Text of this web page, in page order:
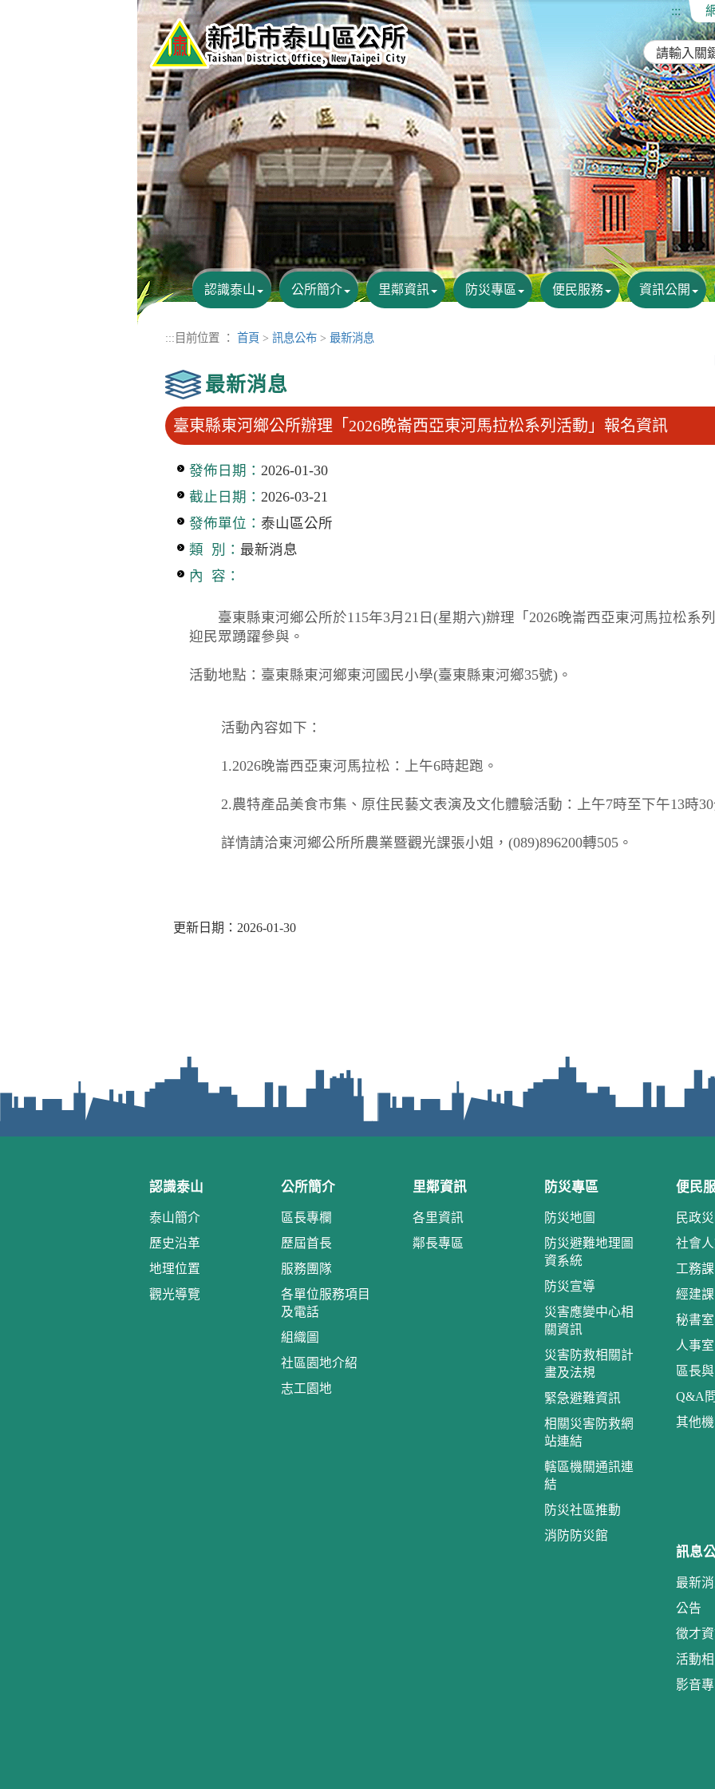
:::
認識泰山 公所簡介 里鄰資訊 防災專區 便民服務 資訊公開
::: 目前位置 ： 首頁 > 訊息公布 > 最新消息
最新消息
臺東縣東河鄉公所辦理「2026晚崙西亞東河馬拉松系列活動」報名資訊
發佈日期： 2026-01-30
截止日期： 2026-03-21
發佈單位： 泰山區公所
類 別： 最新消息
內 容：
臺東縣東河鄉公所於115年3月21日(星期六)辦理「2026晚崙西亞東河馬拉松系
迎民眾踴躍參與。
活動地點：臺東縣東河鄉東河國民小學(臺東縣東河鄉35號)。
活動內容如下：
1.2026晚崙西亞東河馬拉松：上午6時起跑。
2.農特產品美食市集、原住民藝文表演及文化體驗活動：上午7時至下午13時30
詳情請洽東河鄉公所所農業暨觀光課張小姐，(089)896200轉505。
更新日期：2026-01-30
認識泰山
泰山簡介
歷史沿革
地理位置
觀光導覽
公所簡介
區長專欄
歷屆首長
服務團隊
各單位服務項目
及電話
組織圖
社區園地介紹
志工園地
里鄰資訊
各里資訊
鄰長專區
防災專區
防災地圖
防災避難地理圖
資系統
防災宣導
災害應變中心相
關資訊
災害防救相關計
畫及法規
緊急避難資訊
相關災害防救網
站連結
轄區機關通訊連
結
防災社區推動
消防防災館
便民
民政
社會
工務課
經建課
秘書室
人事室
區長
Q&A
其他
訊息
最新
公告
徵才
活動相
影音